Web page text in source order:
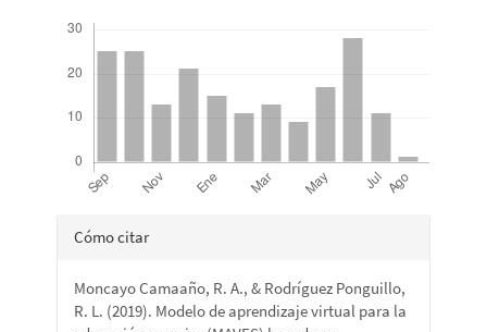
Detalles
artículo
Cómo citar
Moncayo Camaaño, R. A., & Rodríguez Ponguillo,
R. L. (2019). Modelo de aprendizaje virtual para la